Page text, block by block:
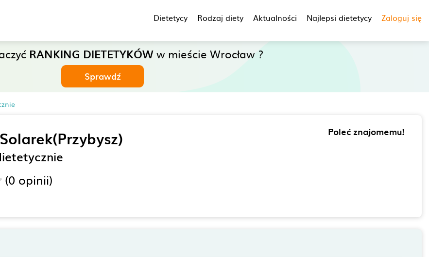
Dietetycy Rodzaj diety Aktualności Najlepsi dietetycy Zaloguj się
RANKING DIETETYKÓWw mieście Wrocław ?
Sprawdź
(0 opinii)
Poleć znajomemu!